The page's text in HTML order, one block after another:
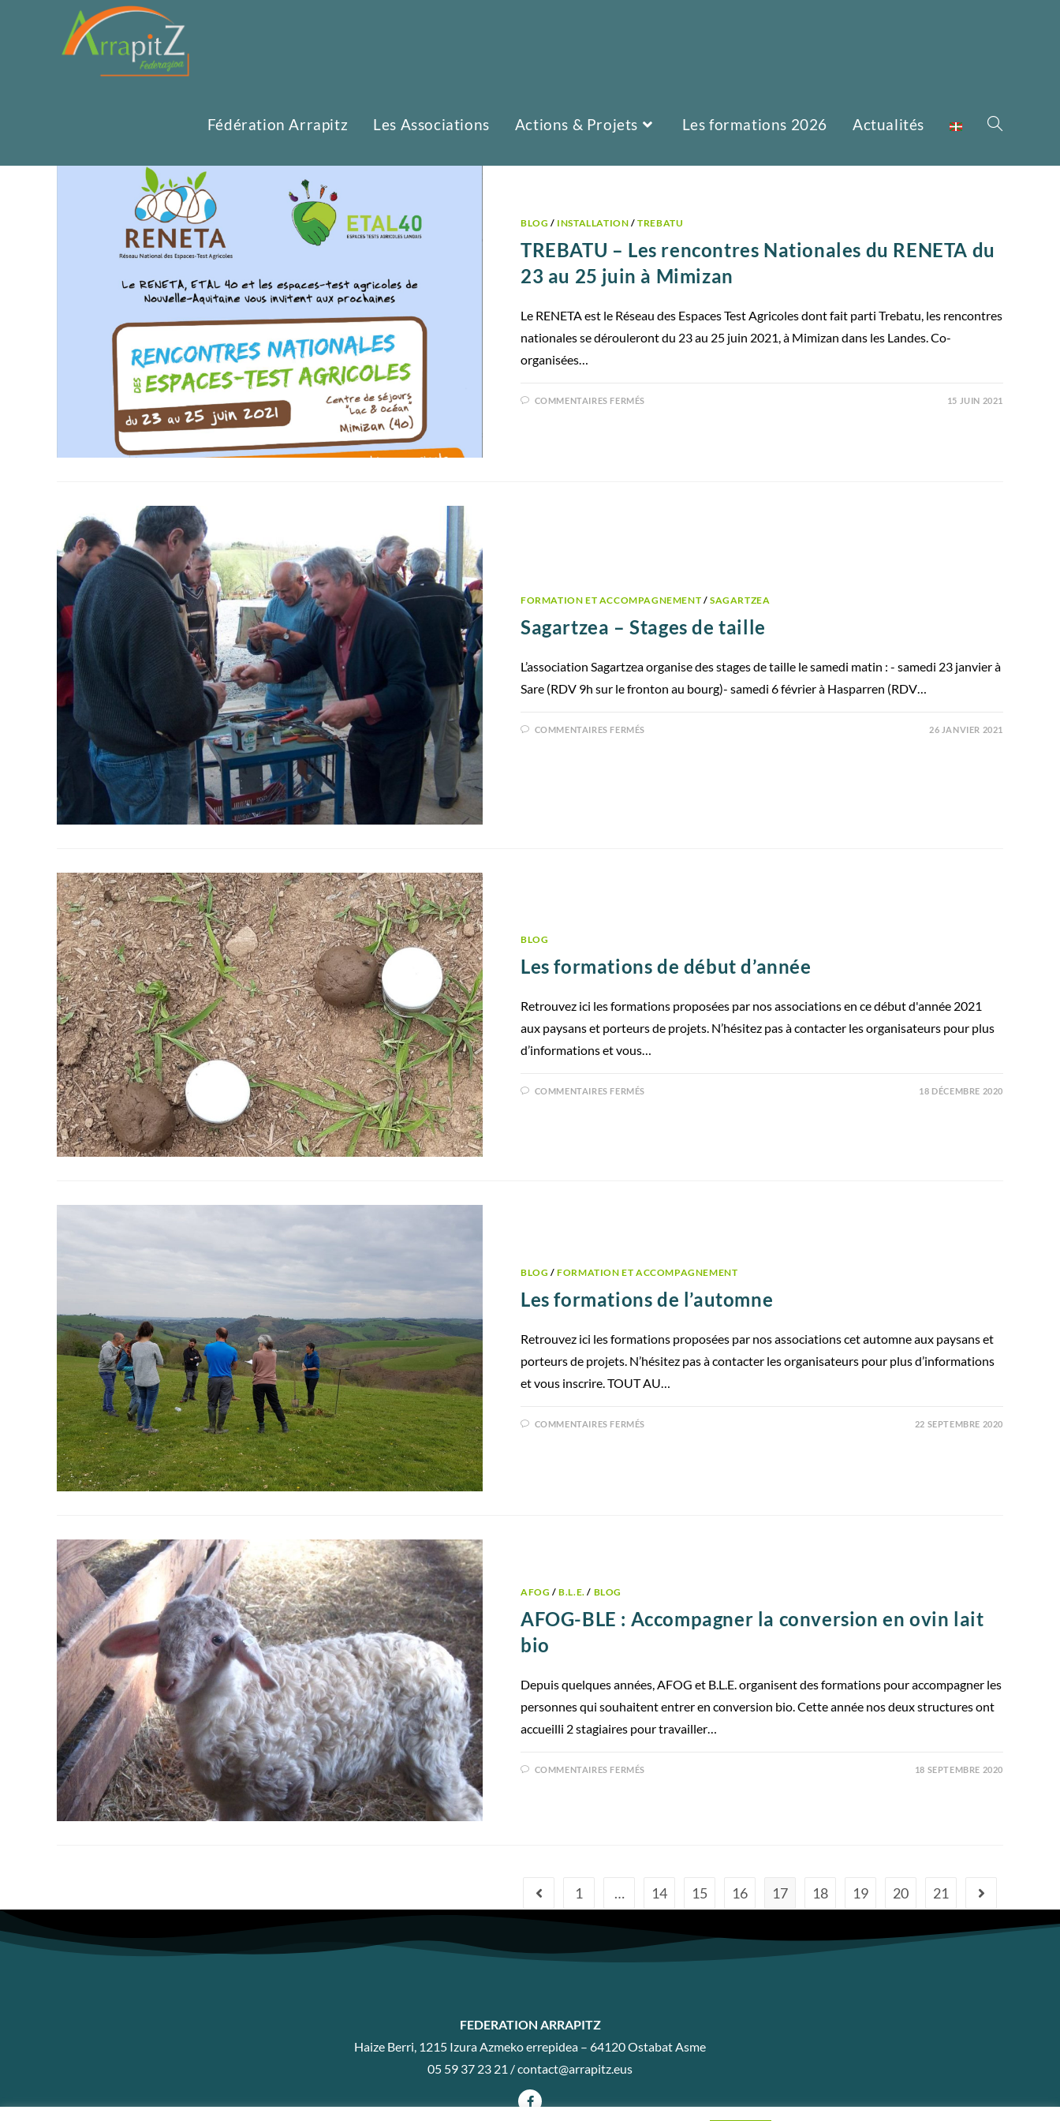
Fédération Arrapitz Les Associations Actions & Projets Les formations 2026 Actualités
BLOG / INSTALLATION /TREBATU
TREBATU – Les rencontres Nationales du RENETA du
23 au 25 juin à Mimizan
Le RENETA est le Réseau des Espaces Test Agricoles dont fait parti Trebatu, les rencontres
nationales se dérouleront du 23 au 25 juin 2021, à Mimizan dans les Landes. Co-
organisées…
COMMENTAIRES FERMÉS 15 JUIN 2021
FORMATION ET ACCOMPAGNEMENT /SAGARTZEA
Sagartzea – Stages de taille
L’association Sagartzea organise des stages de taille le samedi matin : - samedi 23 janvier à
Sare (RDV 9h sur le fronton au bourg)- samedi 6 février à Hasparren (RDV…
COMMENTAIRES FERMÉS 26 JANVIER 2021
BLOG
Les formations de début d’année
Retrouvez ici les formations proposées par nos associations en ce début d'année 2021
aux paysans et porteurs de projets. N’hésitez pas à contacter les organisateurs pour plus
d’informations et vous…
COMMENTAIRES FERMÉS 18 DÉCEMBRE 2020
BLOG /FORMATION ET ACCOMPAGNEMENT
Les formations de l’automne
Retrouvez ici les formations proposées par nos associations cet automne aux paysans et
porteurs de projets. N’hésitez pas à contacter les organisateurs pour plus d’informations
et vous inscrire. TOUT AU…
COMMENTAIRES FERMÉS 22 SEPTEMBRE 2020
AFOG /B.L.E. / BLOG
AFOG-BLE : Accompagner la conversion en ovin lait
bio
Depuis quelques années, AFOG et B.L.E. organisent des formations pour accompagner les
personnes qui souhaitent entrer en conversion bio. Cette année nos deux structures ont
accueilli 2 stagiaires pour travailler…
COMMENTAIRES FERMÉS 18 SEPTEMBRE 2020
1 … 14 15 16 17 18 19 20 21
FEDERATION ARRAPITZ
Haize Berri, 1215 Izura Azmeko errepidea – 64120 Ostabat Asme
05 59 37 23 21 /contact@arrapitz.eus